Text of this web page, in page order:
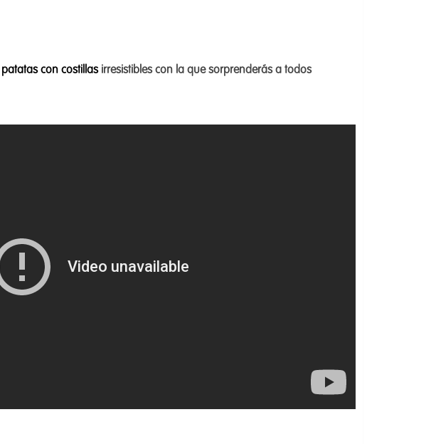
patatas con costillasirresistibles con la que sorprenderás a todos